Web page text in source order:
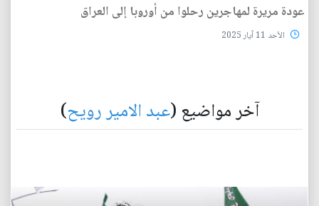
عودة مريرة لمهاجرين رحلوا من أوروبا إلى العراق
الأحد 11 آيار 2025
آخر مواضيع (عبد الامير رويح)